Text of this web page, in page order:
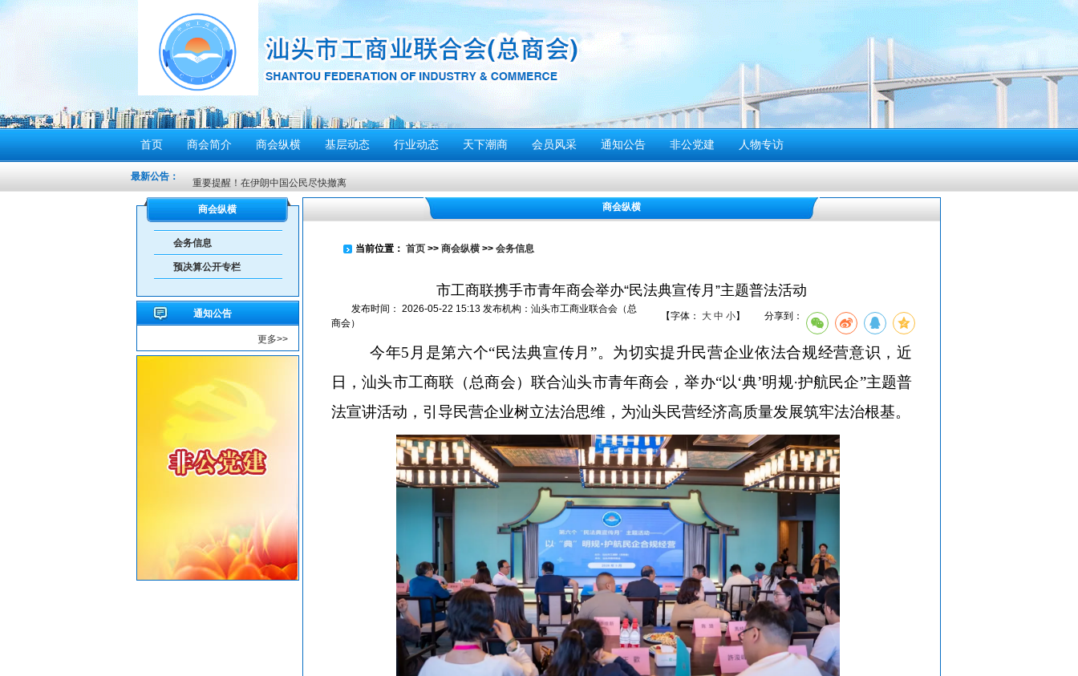
首页 商会简介 商会纵横 基层动态 行业动态 天下潮商 会员风采 通知公告 非公党建 人物专访
最新公告： 重要提醒！在伊朗中国公民尽快撤离
密切关注超强台风“桦加沙”，注意防范
汕头将分区域、分行业、分时段实行“四停”
感谢信
汕头市2026年“6·30”助力乡村振兴活动倡议书
【人民防空宣传周】如何辨别防空警报？我们应该...
6月21日10时15分，汕头将实施防空警报试鸣！
汕头发布2026年6月份重点行业领域安全风险提示
共建绿美汕头，共享生态家园——致全市企业家的...
商会纵横
会务信息
预决算公开专栏
通知公告
更多>>
商会纵横
当前位置： 首页 >> 商会纵横 >> 会务信息
市工商联携手市青年商会举办“民法典宣传月”主题普法活动
发布时间： 2026-05-22 15:13 发布机构： 汕头市工商业联合会（总
商会）
【字体： 大 中 小】 分享到：
今年5月是第六个“民法典宣传月”。为切实提升民营企业依法合规经营意识，近
日，汕头市工商联（总商会）联合汕头市青年商会，举办“以‘典’明规·护航民企”主题普
法宣讲活动，引导民营企业树立法治思维，为汕头民营经济高质量发展筑牢法治根基。